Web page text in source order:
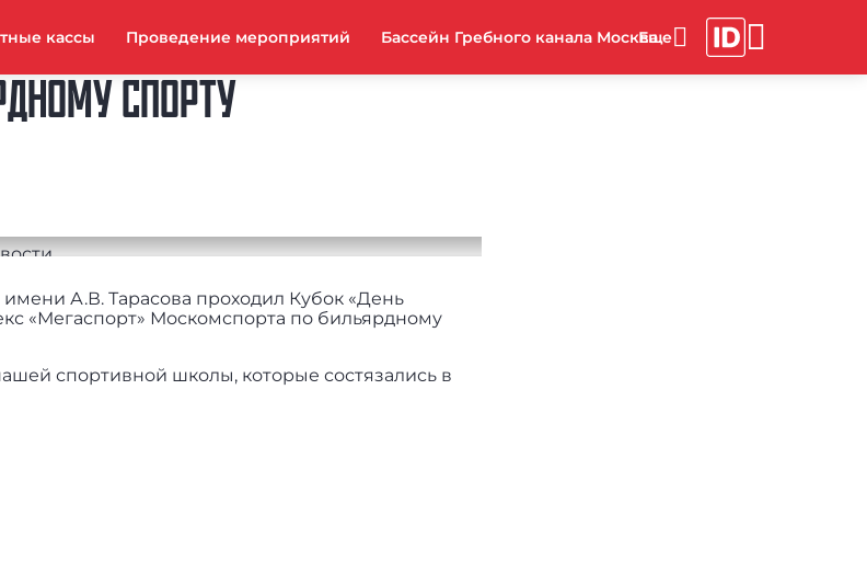
кассы Проведение мероприятий Бассейн Гребного канала Москва
СПОРТУ
А.В. Тарасова проходил Кубок «День
«Мегаспорт» Москомспорта по бильярдному
спортивной школы, которые состязались в